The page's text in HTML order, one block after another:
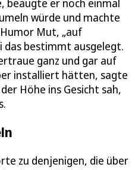
beäugte er noch einmal
würde und machte
Mut, „auf
das bestimmt ausgelegt.
ganz und gar auf
installiert hätten, sagte
Höhe ins Gesicht sah,
zu denjenigen, die über